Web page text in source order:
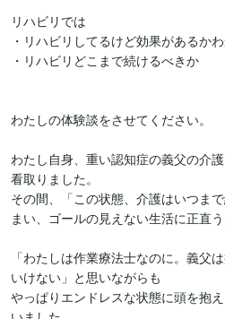
リハビリでは
・リハビリしてるけど効果があるか
・リハビリどこまで続けるべきか
わたしの体験談をさせてください。
わたし自身、重い認知症の義父の介
看取りました。
その間、「この状態、介護はいつま
まい、ゴールの見えない生活に正直
「わたしは作業療法士なのに。義父
いけない」と思いながらも
やっぱりエンドレスな状態に頭を抱